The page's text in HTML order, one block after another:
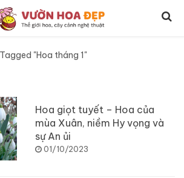
"Hoa tháng 1"
Hoa giọt tuyết – Hoa của
mùa Xuân, niềm Hy vọng và
sự An ủi
01/10/2023